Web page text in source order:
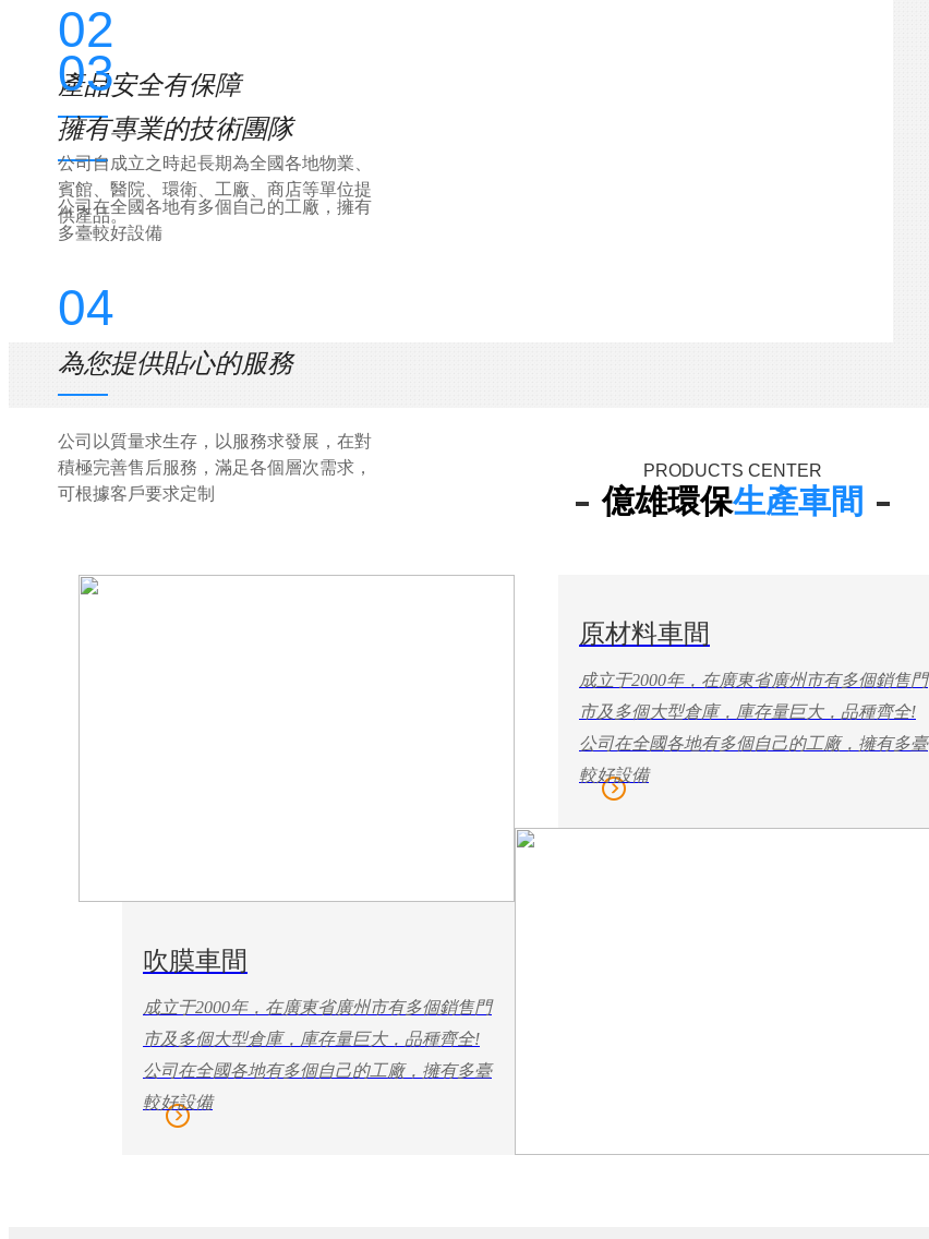
02
產品安全有保障
公司自成立之時起長期為全國各地物業、
賓館、醫院、環衛、工廠、商店等單位提
供產品。
03
擁有專業的技術團隊
公司在全國各地有多個自己的工廠，擁有
多臺較好設備
04
為您提供貼心的服務
公司以質量求生存，以服務求發展，在對
積極完善售后服務，滿足各個層次需求，
可根據客戶要求定制
PRODUCTS CENTER
億雄環保生產車間
吹膜車間
成立于2000年，在廣東省廣州市有多個銷售門
市及多個大型倉庫，庫存量巨大，品種齊全!
公司在全國各地有多個自己的工廠，擁有多臺
較好設備
原材料車間
成立于2000年，在廣東省廣州市有多個銷售門
市及多個大型倉庫，庫存量巨大，品種齊全!
公司在全國各地有多個自己的工廠，擁有多臺
較好設備